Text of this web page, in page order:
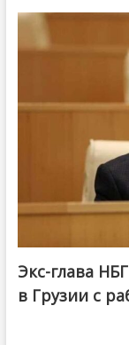
Экс-глава
в Грузии с